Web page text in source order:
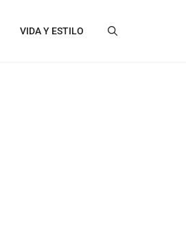
VIDA Y ESTILO